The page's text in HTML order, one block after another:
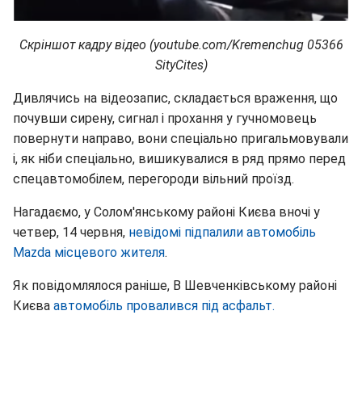
Скріншот кадру відео (youtube.com/Kremenchug 05366
SityCites)
Дивлячись на відеозапис, складається враження, що
почувши сирену, сигнал і прохання у гучномовець
повернути направо, вони спеціально пригальмовували
і, як ніби спеціально, вишикувалися в ряд прямо перед
спецавтомобілем, перегороди вільний проїзд.
Нагадаємо, у Солом'янському районі Києва вночі у
четвер, 14 червня, невідомі підпалили автомобіль
Mazda місцевого жителя.
Як повідомлялося раніше, В Шевченківському районі
Києва автомобіль провалився під асфальт.